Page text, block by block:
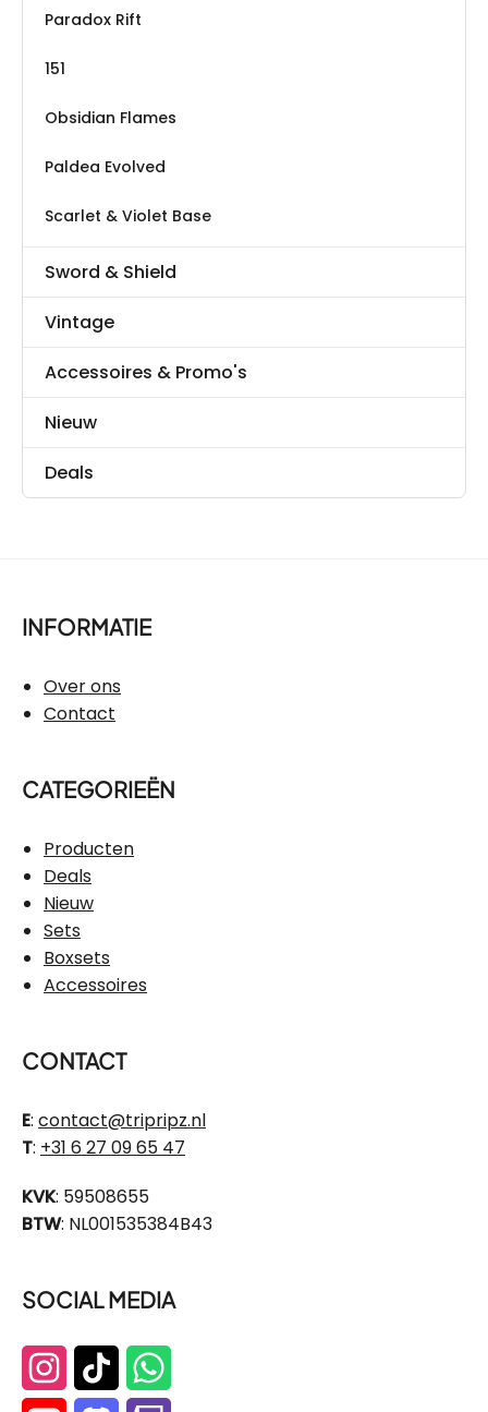
Paradox Rift
151
Obsidian Flames
Paldea Evolved
Scarlet & Violet Base
Sword & Shield
Vintage
Accessoires & Promo's
Nieuw
Deals
INFORMATIE
Over ons
Contact
CATEGORIEËN
Producten
Deals
Nieuw
Sets
Boxsets
Accessoires
CONTACT
E: contact@tripripz.nl
T: +31 6 27 09 65 47
KVK: 59508655
BTW: NL001535384B43
SOCIAL MEDIA